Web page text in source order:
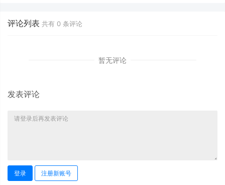
评论列表 共有 0 条评论
暂无评论
发表评论
登录 注册新账号